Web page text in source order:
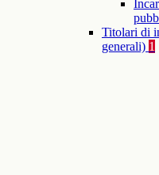
Titolari di
generali) 1